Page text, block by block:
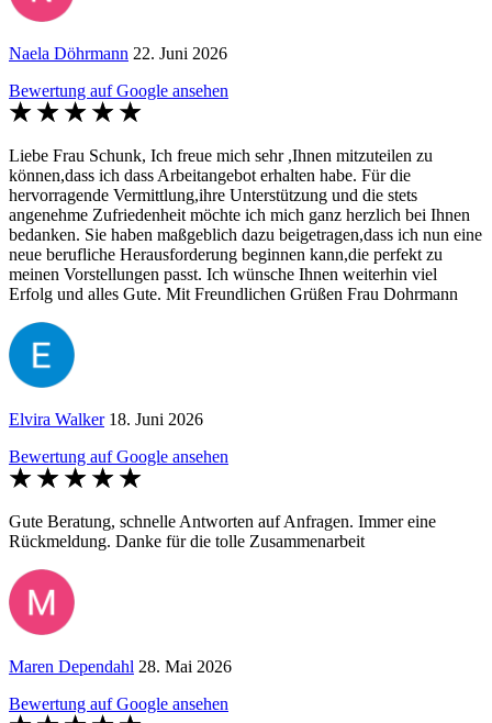
Naela Döhrmann 22. Juni 2026
Bewertung auf Google ansehen
Liebe Frau Schunk, Ich freue mich sehr ,Ihnen mitzuteilen zu
können,dass ich dass Arbeitangebot erhalten habe. Für die
hervorragende Vermittlung,ihre Unterstützung und die stets
angenehme Zufriedenheit möchte ich mich ganz herzlich bei Ihnen
bedanken. Sie haben maßgeblich dazu beigetragen,dass ich nun eine
neue berufliche Herausforderung beginnen kann,die perfekt zu
meinen Vorstellungen passt. Ich wünsche Ihnen weiterhin viel
Erfolg und alles Gute. Mit Freundlichen Grüßen Frau Dohrmann
Elvira Walker 18. Juni 2026
Bewertung auf Google ansehen
Gute Beratung, schnelle Antworten auf Anfragen. Immer eine
Rückmeldung. Danke für die tolle Zusammenarbeit
Maren Dependahl 28. Mai 2026
Bewertung auf Google ansehen